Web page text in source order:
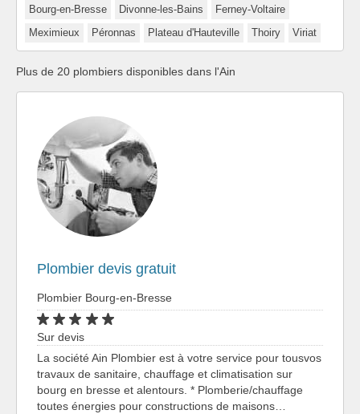
Bourg-en-Bresse Divonne-les-Bains
Ferney-Voltaire
Meximieux
Péronnas Plateau d'Hauteville Thoiry Viriat
Plus de 20 plombiers disponibles dans l'Ain
Plombier devis gratuit
Plombier Bourg-en-Bresse
Sur devis
La société Ain Plombier est à votre service pour tousvos
travaux de sanitaire, chauffage et climatisation sur
bourg en bresse et alentours. * Plomberie/chauffage
toutes énergies pour constructions de maisons…